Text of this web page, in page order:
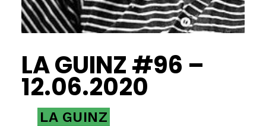
LA GUINZ #96 –
12.06.2020
LA GUINZ